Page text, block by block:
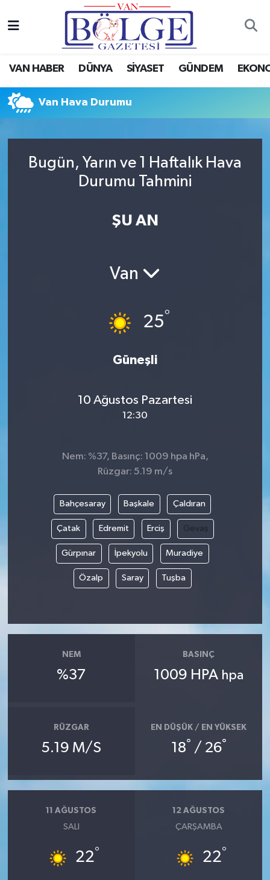
VAN HABER DÜNYA SİYASET GÜNDEM
Van Hava Durumu
Bugün, Yarın ve 1 Haftalık Hava
Durumu Tahmini
ŞU AN
Van
25°
Güneşli
10 Ağustos Pazartesi
12:30
Nem: %37, Basınç: 1009 hpa hPa,
Rüzgar: 5.19 m/s
Bahçesaray Başkale Çaldıran
Çatak Edremit Erciş Gevaş
Gürpınar İpekyolu Muradiye
Özalp Saray Tuşba
NEM
%37
BASINÇ
1009 HPA hpa
RÜZGAR
5.19 M/S
EN DÜŞÜK / EN YÜKSEK
18° / 26°
11 AĞUSTOS
SALI
22°
12 AĞUSTOS
ÇARŞAMBA
22°
Van Haber
Gündem
Spor
Ekonomi
Hava Durumu
Puan Durumu ve Fikstür
Tüm Manşetler
Son Dakika Haberleri